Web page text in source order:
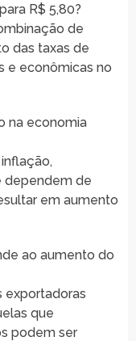
R$ 5,80?
de
das taxas de
e econômicas no
na economia
dependem de
em aumento
ao aumento do
exportadoras
que
podem ser